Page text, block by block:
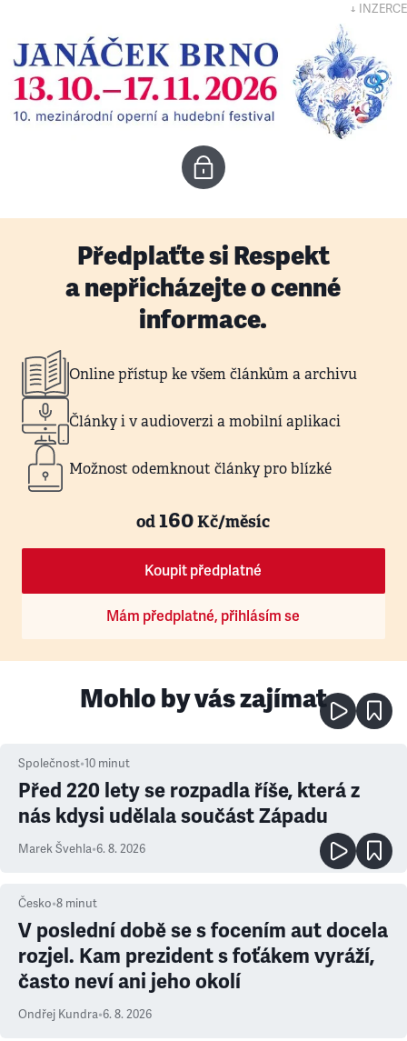
↓ INZERCE
Předplaťte si Respekt
a nepřicházejte o cenné
informace.
Online přístup ke všem článkům a archivu
Články i v audioverzi a mobilní aplikaci
Možnost odemknout články pro blízké
od160Kč/měsíc
Koupit předplatné
Mám předplatné, přihlásím se
Mohlo by vás zajímat
Společnost•10 minut
Před 220 lety se rozpadla říše, která z
nás kdysi udělala součást Západu
Marek Švehla•6. 8. 2026
Česko•8 minut
V poslední době se s focením aut docela
rozjel. Kam prezident s foťákem vyráží,
často neví ani jeho okolí
Ondřej Kundra•6. 8. 2026